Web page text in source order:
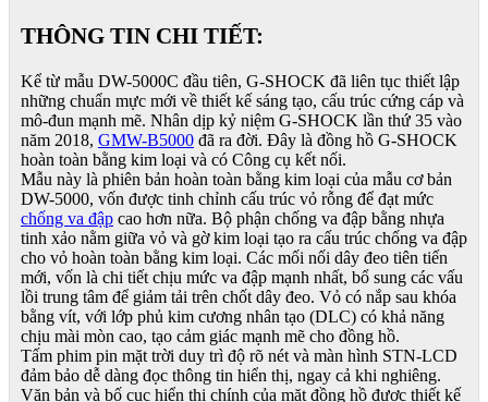
THÔNG TIN CHI TIẾT:
Kể từ mẫu DW-5000C đầu tiên, G-SHOCK đã liên tục thiết lập
những chuẩn mực mới về thiết kế sáng tạo, cấu trúc cứng cáp và
mô-đun mạnh mẽ. Nhân dịp kỷ niệm G-SHOCK lần thứ 35 vào
năm 2018, GMW-B5000 đã ra đời. Đây là đồng hồ G-SHOCK
hoàn toàn bằng kim loại và có Công cụ kết nối.
Mẫu này là phiên bản hoàn toàn bằng kim loại của mẫu cơ bản
DW-5000, vốn được tinh chỉnh cấu trúc vỏ rỗng để đạt mức
chống va đập cao hơn nữa. Bộ phận chống va đập bằng nhựa
tinh xảo nằm giữa vỏ và gờ kim loại tạo ra cấu trúc chống va đập
cho vỏ hoàn toàn bằng kim loại. Các mối nối dây đeo tiên tiến
mới, vốn là chi tiết chịu mức va đập mạnh nhất, bổ sung các vấu
lồi trung tâm để giảm tải trên chốt dây đeo. Vỏ có nắp sau khóa
bằng vít, với lớp phủ kim cương nhân tạo (DLC) có khả năng
chịu mài mòn cao, tạo cảm giác mạnh mẽ cho đồng hồ.
Tấm phim pin mặt trời duy trì độ rõ nét và màn hình STN-LCD
đảm bảo dễ dàng đọc thông tin hiển thị, ngay cả khi nghiêng.
Văn bản và bố cục hiển thị chính của mặt đồng hồ được thiết kế